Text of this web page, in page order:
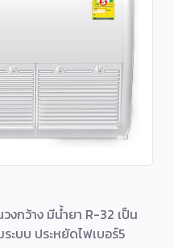
งกว้าง มีน้ำยา R-32 เป็น
ะบบ ประหยัดไฟเบอร์5